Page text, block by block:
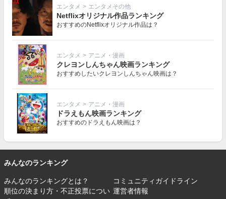
エンタメ > エンタメその他
Netflixオリジナル作品ランキング
おすすめのNetflixオリジナル作品は？
エンタメ > アニメ・漫画
クレヨンしんちゃん映画ランキング
おすすめしたいクレヨンしんちゃん映画は？
エンタメ > アニメ・漫画
ドラえもん映画ランキング
おすすめのドラえもん映画は？
みんなのランキング
みんなのランキングとは？
コミュニティガイドライン
順位の決まり方・不正投票につい 運営者情報